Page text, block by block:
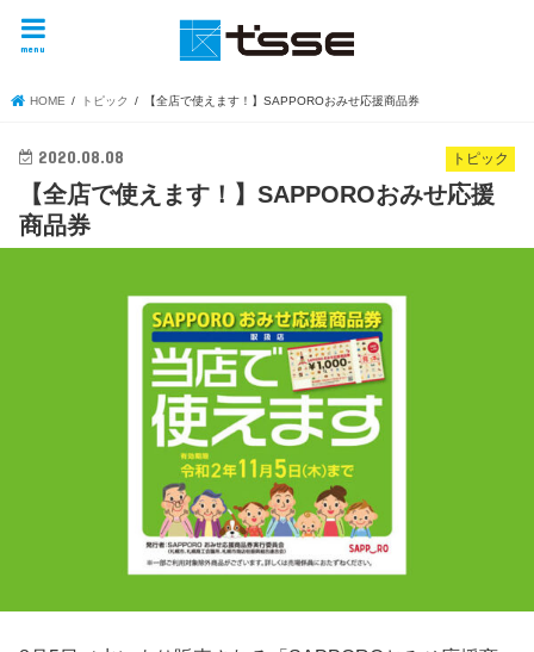
menu
HOME トピック 【全店で使えます！】SAPPOROおみせ応援商品券
トピック
2020.08.08
【全店で使えます！】SAPPOROおみせ応援
商品券